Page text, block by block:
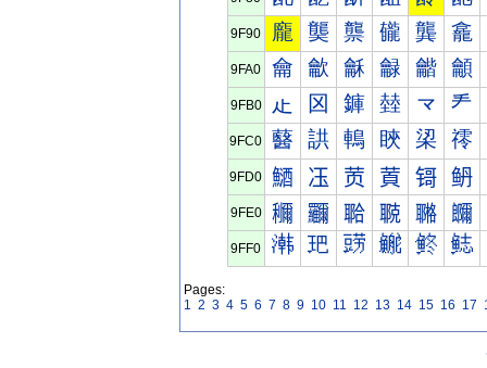
9F90 龐 龑 龒 龓 龔 龕
9FA0 龠 龡 龢 龣 龤 龥
9FB0 龰 龱 龲 龳 龴 龵
9FC0 鿀 鿁 鿂 鿃 鿄 鿅
9FD0 鿐 鿑 鿒 鿓 鿔 鿕
9FE0 鿠 鿡 鿢 鿣 鿤 鿥
9FF0 鿰 鿱 鿲 鿳 鿴 鿵
Pages:
1 2 3 4 5 6 7 8 9 10 11 12 13 14 15 16 17